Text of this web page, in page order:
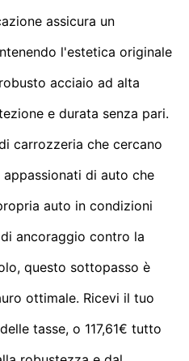
assicura un
l'estetica originale
acciaio ad alta
e durata senza pari.
carrozzeria che cercano
di auto che
auto in condizioni
ancoraggio contro la
questo sottopasso è
ottimale. Ricevi il tuo
tasse, o 117,61€ tutto